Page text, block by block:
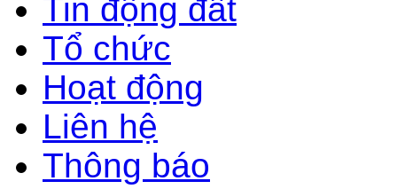
Tin động đất
Tổ chức
Hoạt động
Liên hệ
Thông báo